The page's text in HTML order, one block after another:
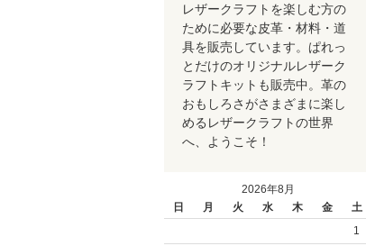
レザークラフトを楽しむ方の
ために必要な皮革・材料・道
具を販売しています。ぱれっ
とだけのオリジナルレザーク
ラフトキットも販売中。革の
おもしろさがさまざまに楽し
めるレザークラフトの世界
へ、ようこそ！
2026年8月
日
月 火 水 木 金
土
1